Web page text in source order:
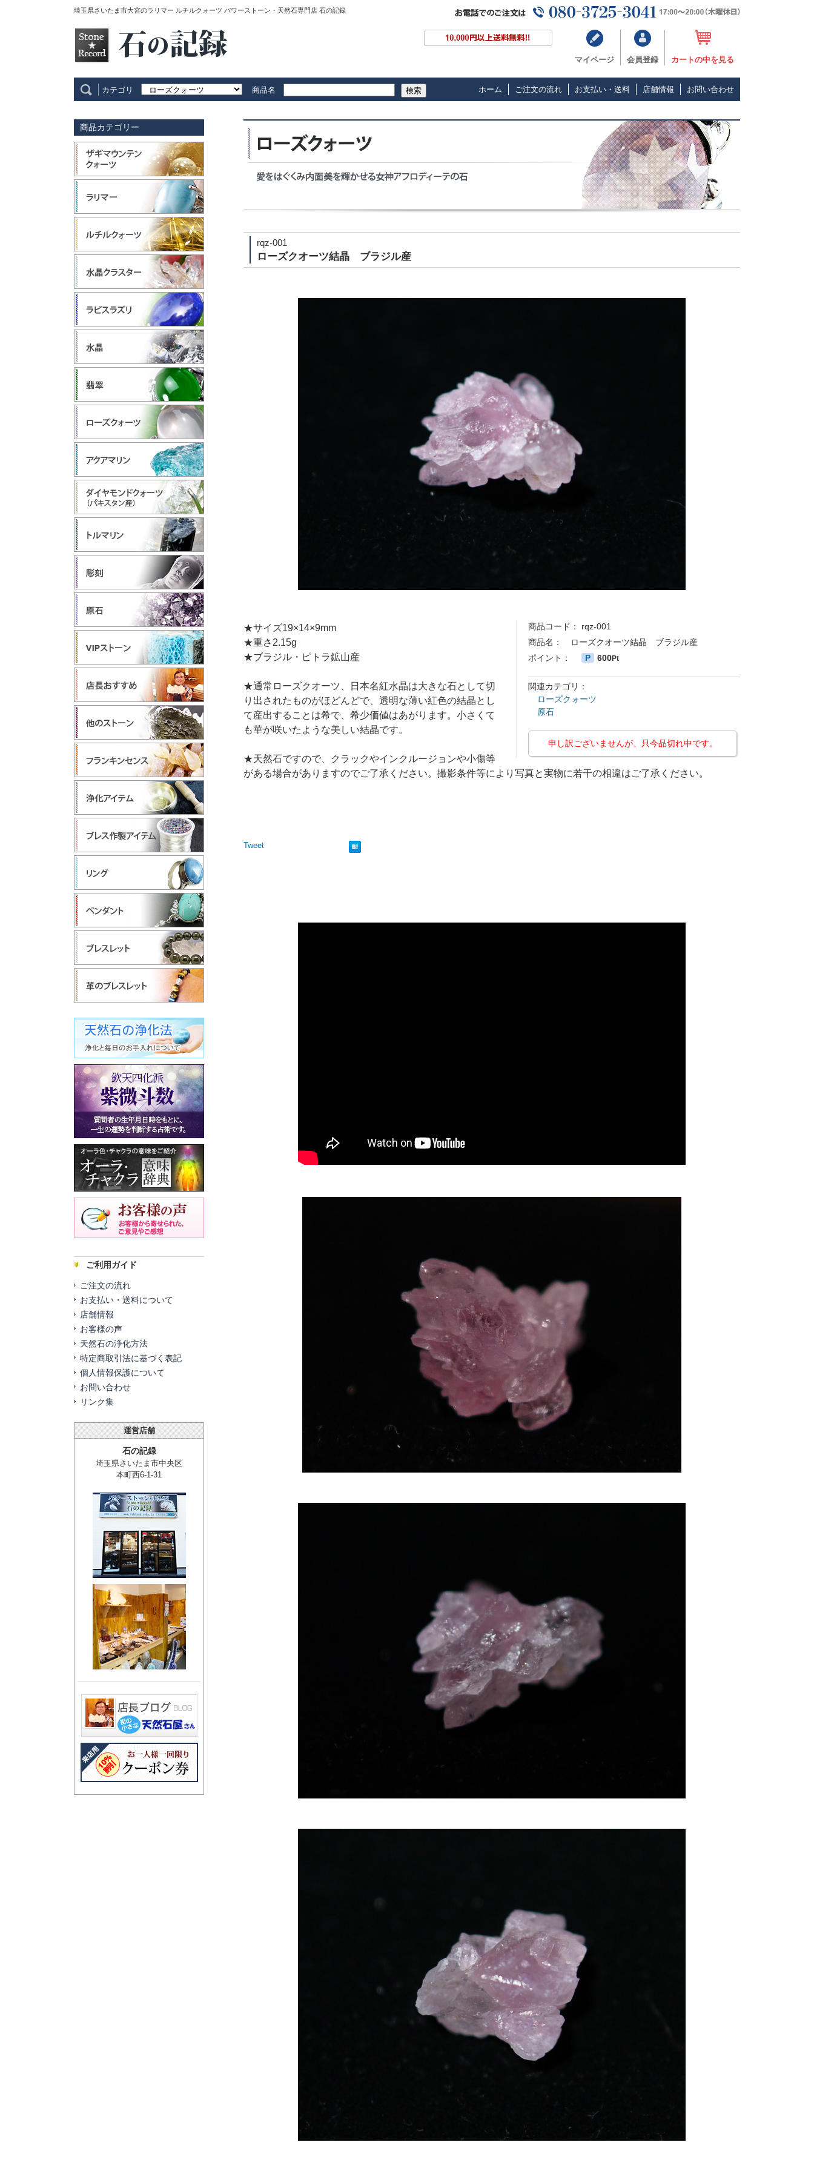
埼玉県さいたま市大宮のラリマー ルチルクォーツ パワーストーン・天然石専門店 石の記録
マイページ 会員登録 カートの中を見る
カテゴリ 商品名 検索 ホーム ご注文の流れ お支払い・送料 店舗情報 お問い合わせ
rqz-001
ローズクオーツ結晶 ブラジル産
商品コード：
rqz-001
商品名：
ローズクオーツ結晶 ブラジル産
ポイント：
P 600Pt
関連カテゴリ：
ローズクォーツ
原石
申し訳ございませんが、只今品切れ中です。
★サイズ19×14×9mm
★重さ2.15g
★ブラジル・ピトラ鉱山産
★通常ローズクオーツ、日本名紅水晶は大きな石として切
り出されたものがほどんどで、透明な薄い紅色の結晶とし
て産出することは希で、希少価値はあがります。小さくて
も華が咲いたような美しい結晶です。
★天然石ですので、クラックやインクルージョンや小傷等
がある場合がありますのでご了承ください。撮影条件等により写真と実物に若干の相違はご了承ください。
Tweet
商品カテゴリー
ご利用ガイド
ご注文の流れ
お支払い・送料について
店舗情報
お客様の声
天然石の浄化方法
特定商取引法に基づく表記
個人情報保護について
お問い合わせ
リンク集
運営店舗
石の記録
埼玉県さいたま市中央区
本町西6-1-31